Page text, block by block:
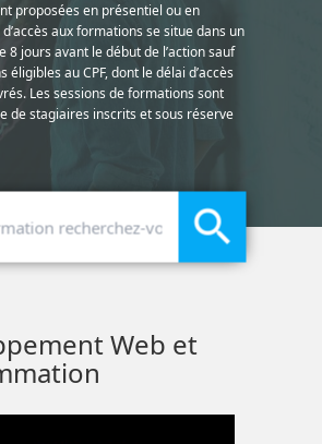
proposées en présentiel ou en
aux formations se situe dans un
8 jours avant le début de l’action sauf
au CPF, dont le délai d’accès
Les sessions de formations sont
de stagiaires inscrits et sous réserve
search
Web et